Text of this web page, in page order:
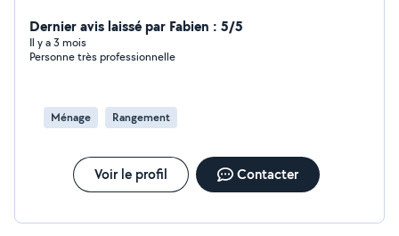
m'écrire je suis disponible pour vous
Dernier avis laissé par Fabien : 5/5
Il y a 3 mois
Personne très professionnelle
Ménage Rangement
Voir le profil Contacter